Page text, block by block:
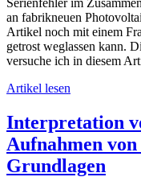
an fabrikneuen
Artikel noch mit einem
getrost weglassen kann.
versuche ich in diesem
Artikel lesen
Interpretation
Aufnahmen
Grundlagen